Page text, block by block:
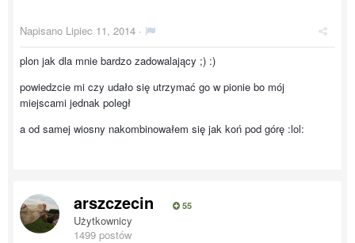
Napisano Lipiec 11, 2014 ·
plon jak dla mnie bardzo zadowalający ;) :)
powiedzcie mi czy udało się utrzymać go w pionie bo mój
miejscami jednak poległ
a od samej wiosny nakombinowałem się jak koń pod górę :lol:
arszczecin 55
Użytkownicy
1499 postów